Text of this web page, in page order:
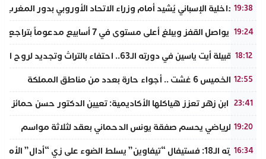
19:38
وزير الداخلية الإسباني يُشيد أمام وزراء الاتحاد الأوروبي بدور
19:24
الذهب يواصل القفز ويبلغ أعلى مستوى في 7 أسابيع مدعوماً بتراجع الدولار وانخفاض عوائد السندات
18:12
ملتقى قبيلة أيت ياسين في دورته الـ63.. احتفاء بالتراث وتجديد لروح الانتماء الوطني
12:55
طقس الخميس 6 غشت .. أجواء حارة بعدد من مناطق المملكة
23:41
جامعة ابن زهر تعزز هياكلها الأكاديمية: تعيين الدكتور حسن حمائز
19:20
الرجاء الرياضي يحسم صفقة يونس الدحماني بعقد لثلاثة مواسم
16:34
في دورته الـ18: فستيفال “تيفاوين” يسلط الضوء على زي “أدال” الأمازيغي ويكرم رائدات التطريز والتصميم بالـأطلس الصغير